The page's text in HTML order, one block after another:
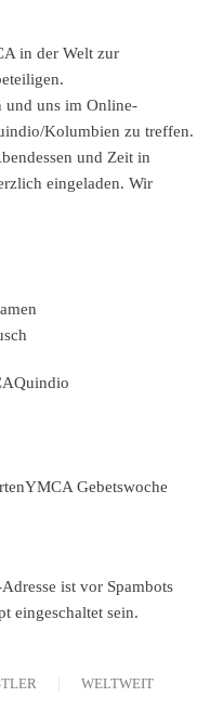
in der Welt zur
und uns im Online-
Kolumbien zu treffen.
und Zeit in
eingeladen. Wir
Gebetswoche
ist vor Spambots
eingeschaltet sein.
WELTWEIT